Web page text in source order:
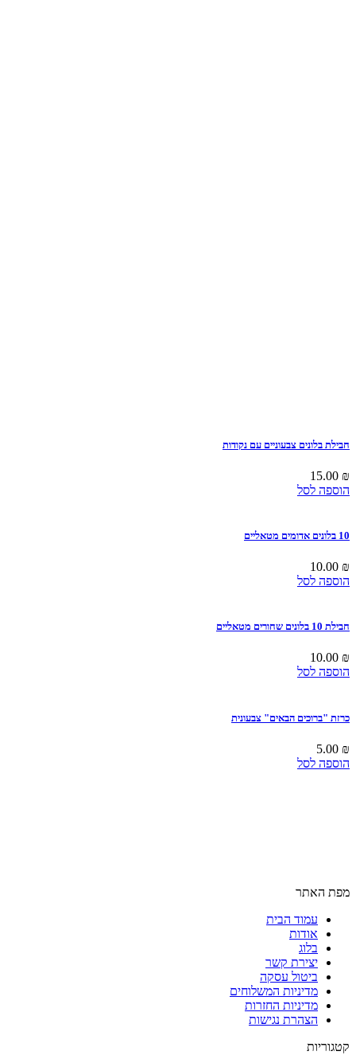
חבילת בלונים צבעוניים עם נקודות
15.00 ₪
הוספה לסל
10 בלונים אדומים מטאליים
10.00 ₪
הוספה לסל
חבילת 10 בלונים שחורים מטאליים
10.00 ₪
הוספה לסל
כרזת "ברוכים הבאים" צבעונית
5.00 ₪
הוספה לסל
מפת האתר
עמוד הבית
אודות
בלוג
יצירת קשר
ביטול עסקה
מדיניות המשלוחים
מדיניות החזרות
הצהרת נגישות
קטגוריות